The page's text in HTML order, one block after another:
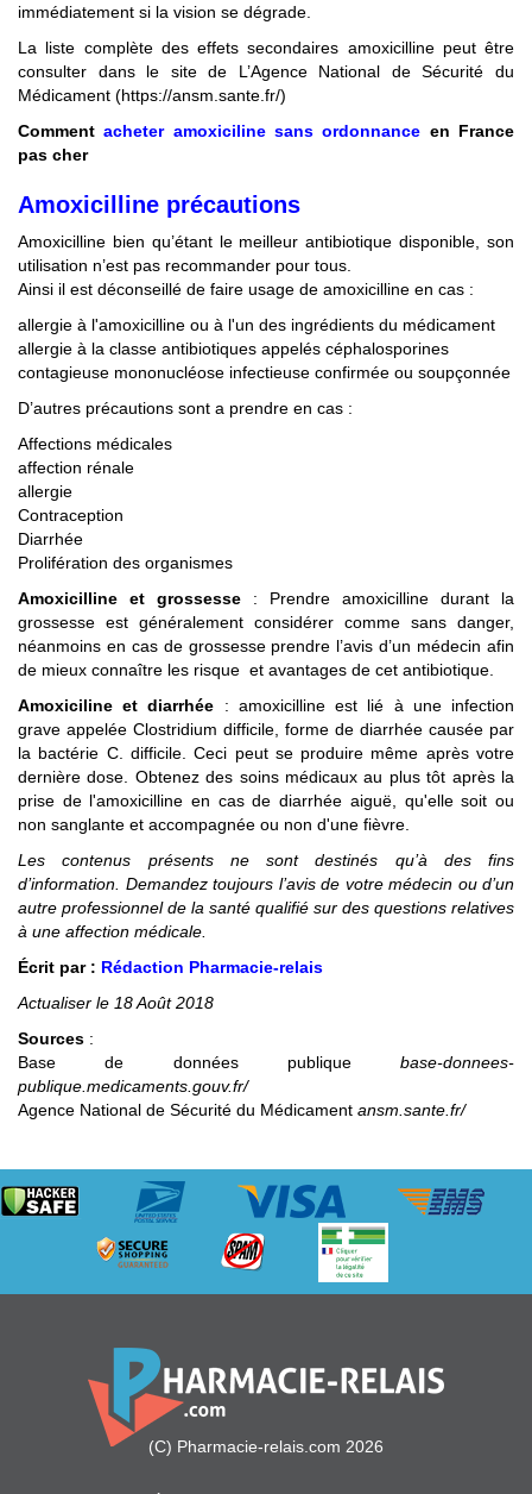
immédiatement si la vision se dégrade.
La liste complète des effets secondaires amoxicilline peut être
consulter dans le site de L’Agence National de Sécurité du
Médicament (https://ansm.sante.fr/)
Commentacheter amoxiciline sans ordonnance en France
pas cher
Amoxicilline précautions
Amoxicilline bien qu’étant le meilleur antibiotique disponible, son
utilisation n’est pas recommander pour tous.
Ainsi il est déconseillé de faire usage de amoxicilline en cas :
allergie à l'amoxicilline ou à l'un des ingrédients du médicament
allergie à la classe antibiotiques appelés céphalosporines
contagieuse mononucléose infectieuse confirmée ou soupçonnée
D’autres précautions sont a prendre en cas :
Affections médicales
affection rénale
allergie
Contraception
Diarrhée
Prolifération des organismes
Amoxicilline et grossesse : Prendre amoxicilline durant la
grossesse est généralement considérer comme sans danger,
néanmoins en cas de grossesse prendre l’avis d’un médecin afin
de mieux connaître les risque et avantages de cet antibiotique.
Amoxiciline et diarrhée : amoxicilline est lié à une infection
grave appelée Clostridium difficile, forme de diarrhée causée par
la bactérie C. difficile. Ceci peut se produire même après votre
dernière dose. Obtenez des soins médicaux au plus tôt après la
prise de l'amoxicilline en cas de diarrhée aiguë, qu'elle soit ou
non sanglante et accompagnée ou non d'une fièvre.
Les contenus présents ne sont destinés qu’à des fins
d’information. Demandez toujours l’avis de votre médecin ou d’un
autre professionnel de la santé qualifié sur des questions relatives
à une affection médicale.
Écrit par : Rédaction Pharmacie-relais
Actualiser le 18 Août 2018
Sources :
Base de données publique base-donnees-
publique.medicaments.gouv.fr/
Agence National de Sécurité du Médicament ansm.sante.fr/
(C) Pharmacie-relais.com 2026